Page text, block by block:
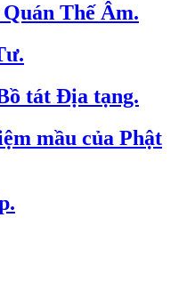
Thế Âm.
tát Địa tạng.
mầu của Phật